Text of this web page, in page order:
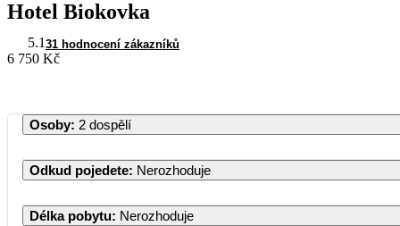
Hotel Biokovka
5.1 31 hodnocení zákazníků
6 750 Kč
Osoby: 2 dospělí
Odkud pojedete: Nerozhoduje
Délka pobytu: Nerozhoduje